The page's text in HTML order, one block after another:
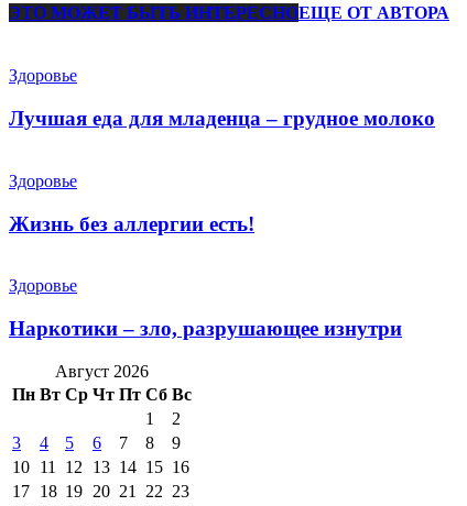
ЭТО МОЖЕТ БЫТЬ ИНТЕРЕСНОЕЩЕ ОТ АВТОРА
Здоровье
Лучшая еда для младенца – грудное молоко
Здоровье
Жизнь без аллергии есть!
Здоровье
Наркотики – зло, разрушающее изнутри
Август 2026
Пн Вт Ср Чт Пт Сб Вс
1
2
3
4 5 6 7 8
9
10 11 12 13 14 15 16
17 18 19 20 21 22 23